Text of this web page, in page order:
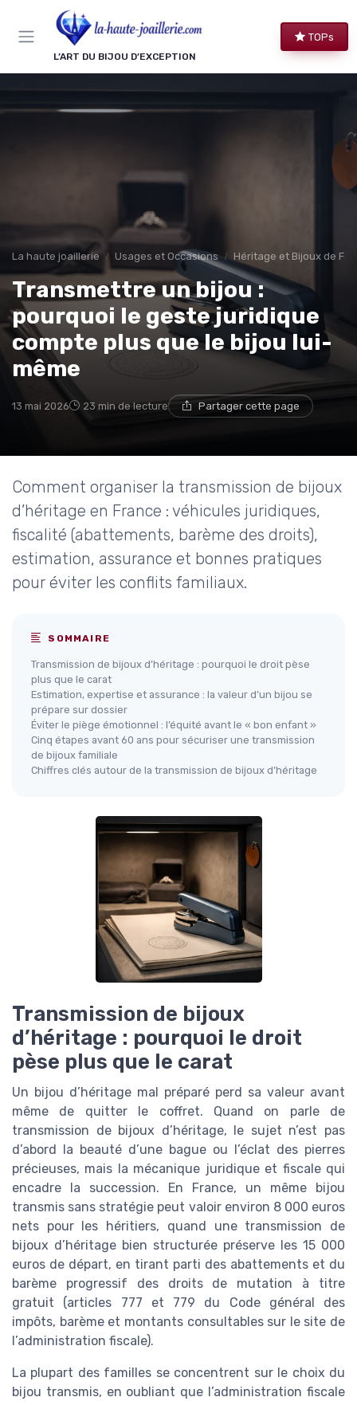
L’ART DU BIJOU D’EXCEPTION
TOPs
La haute joaillerie Usages et Occasions Héritage et Bijoux de
Transmettre un bijou :
pourquoi le geste juridique
compte plus que le bijou lui-
même
13 mai 2026 23 min de lecture Partager cette page
Comment organiser la transmission de bijoux
d’héritage en France : véhicules juridiques,
fiscalité (abattements, barème des droits),
estimation, assurance et bonnes pratiques
pour éviter les conflits familiaux.
SOMMAIRE
Transmission de bijoux d’héritage : pourquoi le droit pèse
plus que le carat
Estimation, expertise et assurance : la valeur d’un bijou se
prépare sur dossier
Éviter le piège émotionnel : l’équité avant le « bon enfant »
Cinq étapes avant 60 ans pour sécuriser une transmission
de bijoux familiale
Chiffres clés autour de la transmission de bijoux d’héritage
Transmission de bijoux
d’héritage : pourquoi le droit
pèse plus que le carat
Un bijou d’héritage mal préparé perd sa valeur avant
même de quitter le coffret. Quand on parle de
transmission de bijoux d’héritage, le sujet n’est pas
d’abord la beauté d’une bague ou l’éclat des pierres
précieuses, mais la mécanique juridique et fiscale qui
encadre la succession. En France, un même bijou
transmis sans stratégie peut valoir environ 8 000 euros
nets pour les héritiers, quand une transmission de
bijoux d’héritage bien structurée préserve les 15 000
euros de départ, en tirant parti des abattements et du
barème progressif des droits de mutation à titre
gratuit (articles 777 et 779 du Code général des
impôts, barème et montants consultables sur le site de
l’administration fiscale).
La plupart des familles se concentrent sur le choix du
bijou transmis, en oubliant que l’administration fiscale
Panneau de gestion des cookies